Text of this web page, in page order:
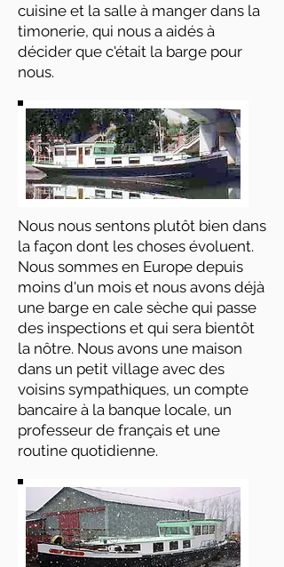
cuisine et la salle à manger dans la
timonerie, qui nous a aidés à
décider que c'était la barge pour
nous.
Nous nous sentons plutôt bien dans
la façon dont les choses évoluent.
Nous sommes en Europe depuis
moins d'un mois et nous avons déjà
une barge en cale sèche qui passe
des inspections et qui sera bientôt
la nôtre. Nous avons une maison
dans un petit village avec des
voisins sympathiques, un compte
bancaire à la banque locale, un
professeur de français et une
routine quotidienne.